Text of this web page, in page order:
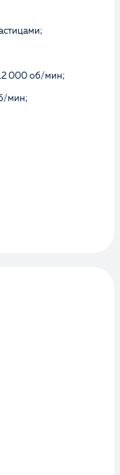
000 об/мин;
мин;